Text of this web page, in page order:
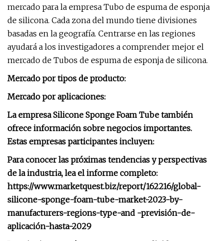
mercado para la empresa Tubo de espuma de esponja
de silicona. Cada zona del mundo tiene divisiones
basadas en la geografía. Centrarse en las regiones
ayudará a los investigadores a comprender mejor el
mercado de Tubos de espuma de esponja de silicona.
Mercado por tipos de producto:
Mercado por aplicaciones:
La empresa Silicone Sponge Foam Tube también
ofrece información sobre negocios importantes.
Estas empresas participantes incluyen:
Para conocer las próximas tendencias y perspectivas
de la industria, lea el informe completo:
https://www.marketquest.biz/report/162216/global-
silicone-sponge-foam-tube-market-2023-by-
manufacturers-regions-type-and -previsión-de-
aplicación-hasta-2029